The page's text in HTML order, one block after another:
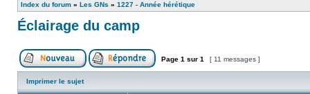
Index du forum » Les GNs » 1227 - Année hérétique
Éclairage du camp
Page 1 sur 1 [ 11 messages ]
Imprimer le sujet